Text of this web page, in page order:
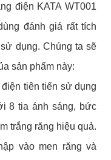
điện KATA WT001
đánh giá rất tích
dụng. Chúng ta sẽ
sản phẩm này:
tiên tiến sử dụng
8 tia ánh sáng, bức
trắng răng hiệu quả.
vào men răng và